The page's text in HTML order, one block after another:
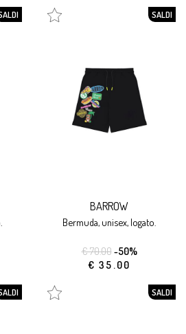
SALDI
BARROW
bermuda, unisex, logato.
€ 70.00-50%
€ 35.00
SALDI